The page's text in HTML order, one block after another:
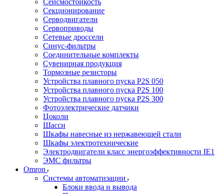
Сейсмостойкость
Секционирование
Серводвигатели
Сервоприводы
Сетевые дроссели
Синус-фильтры
Соединительные комплекты
Сувенирная продукция
Тормозные резисторы
Устройства плавного пуска P2S 050
Устройства плавного пуска P2S 100
Устройства плавного пуска P2S 300
Фотоэлектрические датчики
Цоколи
Шасси
Шкафы навесные из нержавеющей стали
Шкафы электротехнические
Электродвигатели класс энергоэффективности IE1
ЭМС фильтры
Omron
Системы автоматизации
Блоки ввода и вывода